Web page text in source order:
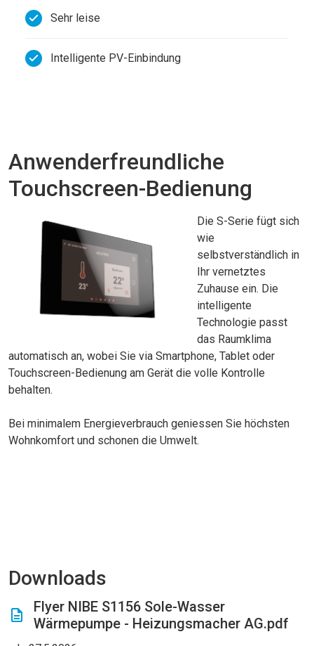
Sehr leise
Intelligente PV-Einbindung
Anwenderfreundliche
Touchscreen-Bedienung
Die S-Serie fügt sich
wie
selbstverständlich in
Ihr vernetztes
Zuhause ein. Die
intelligente
Technologie passt
das Raumklima
automatisch an, wobei Sie via Smartphone, Tablet oder
Touchscreen-Bedienung am Gerät die volle Kontrolle
behalten.
Bei minimalem Energieverbrauch geniessen Sie höchsten
Wohnkomfort und schonen die Umwelt.
Downloads
Flyer NIBE S1156 Sole-Wasser
Wärmepumpe - Heizungsmacher AG.pdf